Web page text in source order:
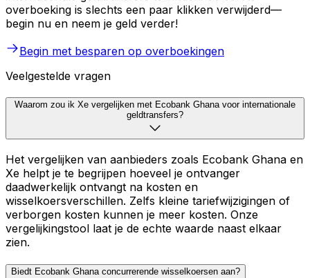
overboeking is slechts een paar klikken verwijderd—
begin nu en neem je geld verder!
Begin met besparen op overboekingen
Veelgestelde vragen
Waarom zou ik Xe vergelijken met Ecobank Ghana voor internationale
geldtransfers?
Het vergelijken van aanbieders zoals Ecobank Ghana en
Xe helpt je te begrijpen hoeveel je ontvanger
daadwerkelijk ontvangt na kosten en
wisselkoersverschillen. Zelfs kleine tariefwijzigingen of
verborgen kosten kunnen je meer kosten. Onze
vergelijkingstool laat je de echte waarde naast elkaar
zien.
Biedt Ecobank Ghana concurrerende wisselkoersen aan?